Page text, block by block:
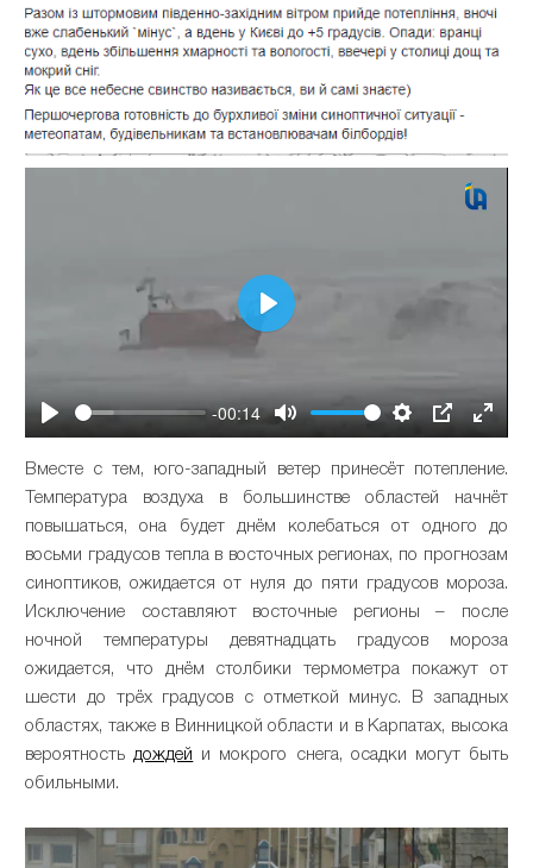
Play
-00:14
Mute Settings
PIP Enter
Play
Вместе с тем, юго-западный ветер принесёт потепление.
Температура воздуха в большинстве областей начнёт
повышаться, она будет днём колебаться от одного до
восьми градусов тепла в восточных регионах, по прогнозам
синоптиков, ожидается от нуля до пяти градусов мороза.
Исключение составляют восточные регионы – после
ночной температуры девятнадцать градусов мороза
ожидается, что днём столбики термометра покажут от
шести до трёх градусов с отметкой минус. В западных
областях, также в Винницкой области и в Карпатах, высока
вероятностьдождей и мокрого снега, осадки могут быть
обильными.